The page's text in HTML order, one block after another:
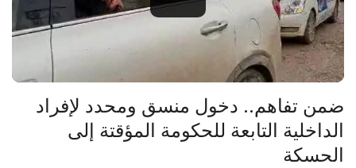
auto
⁣ضمن تفاهم.. دخول منسق ومحدد لإفراد
الداخلية التابعة للحكومة المؤقتة إلى
الحسكة